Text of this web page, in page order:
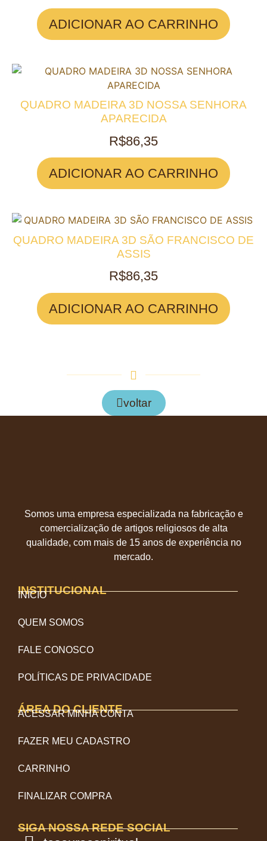
ADICIONAR AO CARRINHO
QUADRO MADEIRA 3D NOSSA SENHORA
APARECIDA
R$86,35
ADICIONAR AO CARRINHO
QUADRO MADEIRA 3D SÃO FRANCISCO DE
ASSIS
R$86,35
ADICIONAR AO CARRINHO
voltar
Somos uma empresa especializada na fabricação e
comercialização de artigos religiosos de alta
qualidade, com mais de 15 anos de experiência no
mercado.
INSTITUCIONAL
INÍCIO
QUEM SOMOS
FALE CONOSCO
POLÍTICAS DE PRIVACIDADE
ÁREA DO CLIENTE
ACESSAR MINHA CONTA
FAZER MEU CADASTRO
CARRINHO
FINALIZAR COMPRA
SIGA NOSSA REDE SOCIAL